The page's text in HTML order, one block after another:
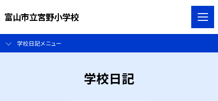
富山市立宮野小学校
学校日記メニュー
学校日記